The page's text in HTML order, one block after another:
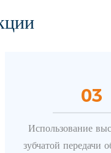
03
Использование
зубчатой ​​передачи